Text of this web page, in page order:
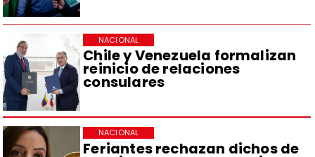
Chile y Venezuela formalizan
reinicio de relaciones
consulares
NACIONAL
Feriantes rechazan dichos de
NACIONAL